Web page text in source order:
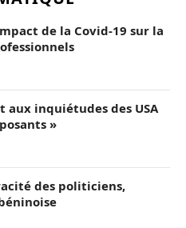
de la Covid-19 sur la
aux inquiétudes des USA
»
des politiciens,